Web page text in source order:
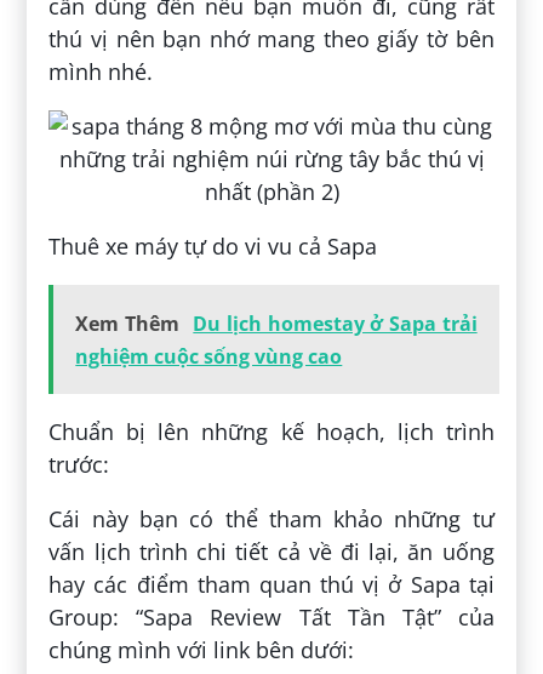
thú vị nên bạn nhớ mang theo giấy tờ bên
mình nhé.
Thuê xe máy tự do vi vu cả Sapa
Xem Thêm Du lịch homestay ở Sapa trải
nghiệm cuộc sống vùng cao
Chuẩn bị lên những kế hoạch, lịch trình
trước:
Cái này bạn có thể tham khảo những tư
vấn lịch trình chi tiết cả về đi lại, ăn uống
hay các điểm tham quan thú vị ở Sapa tại
Group: “Sapa Review Tất Tần Tật” của
chúng mình với link bên dưới: